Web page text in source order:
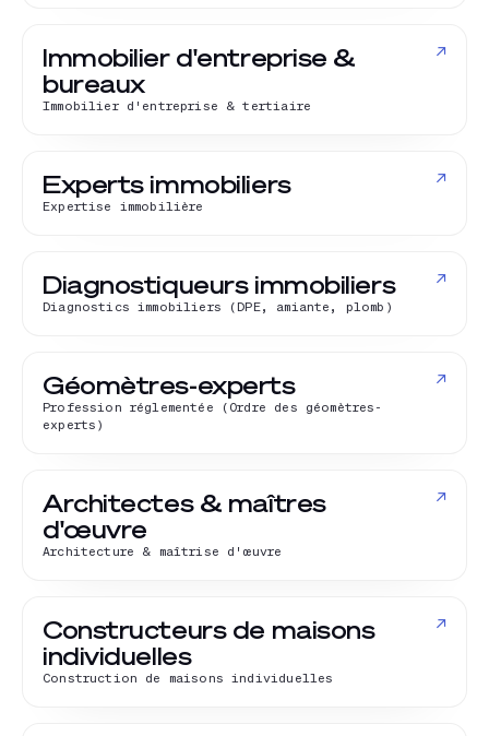
Immobilier d'entreprise &
bureaux
Immobilier d'entreprise & tertiaire
↗
Experts immobiliers
Expertise immobilière
↗
Diagnostiqueurs immobiliers
Diagnostics immobiliers (DPE, amiante, plomb)
↗
Géomètres-experts
Profession réglementée (Ordre des géomètres-
experts)
↗
Architectes & maîtres
d'œuvre
Architecture & maîtrise d'œuvre
↗
Constructeurs de maisons
individuelles
Construction de maisons individuelles
↗